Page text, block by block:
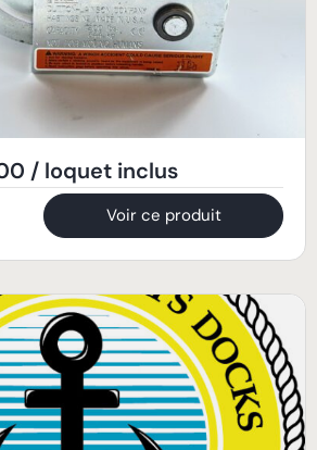
/ loquet inclus
Voir ce produit